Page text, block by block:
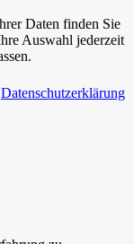
Daten finden Sie
Auswahl jederzeit
Datenschutzerklärung